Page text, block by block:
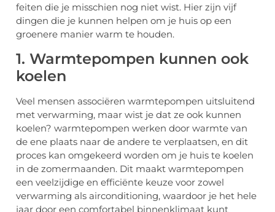
feiten die je misschien nog niet wist. Hier zijn vijf
dingen die je kunnen helpen om je huis op een
groenere manier warm te houden.
1. Warmtepompen kunnen ook
koelen
Veel mensen associëren warmtepompen uitsluitend
met verwarming, maar wist je dat ze ook kunnen
koelen? warmtepompen werken door warmte van
de ene plaats naar de andere te verplaatsen, en dit
proces kan omgekeerd worden om je huis te koelen
in de zomermaanden. Dit maakt warmtepompen
een veelzijdige en efficiënte keuze voor zowel
verwarming als airconditioning, waardoor je het hele
jaar door een comfortabel binnenklimaat kunt